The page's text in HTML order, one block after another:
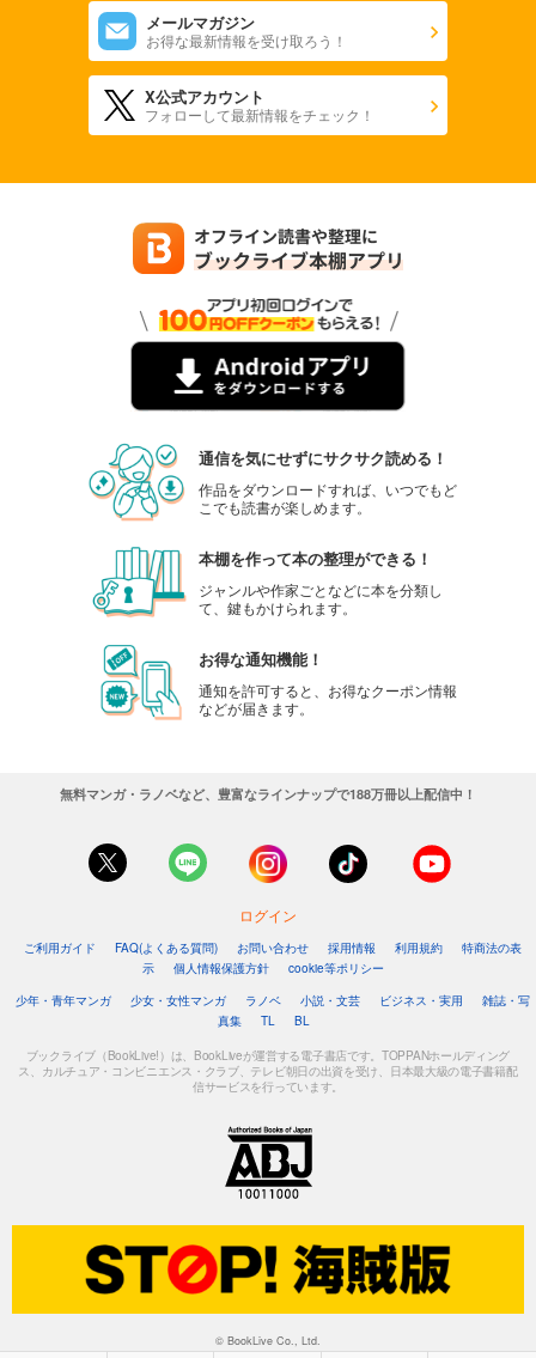
メールマガジン
お得な最新情報を受け取ろう！
X公式アカウント
フォローして最新情報をチェック！
通信を気にせずにサクサク読める！
作品をダウンロードすれば、いつでもど
こでも読書が楽しめます。
本棚を作って本の整理ができる！
ジャンルや作家ごとなどに本を分類し
て、鍵もかけられます。
お得な通知機能！
通知を許可すると、お得なクーポン情報
などが届きます。
無料マンガ・ラノベなど、豊富なラインナップで188万冊以上配信中！
ログイン
ご利用ガイド FAQ(よくある質問) お問い合わせ 採用情報 利用規約
特商法の表
示
個人情報保護方針
cookie等ポリシー
少年・青年マンガ
少女・女性マンガ ラノベ 小説・文芸 ビジネス・実用
雑誌・写
真集
TL BL
ブックライブ（BookLive!）は、BookLiveが運営する電子書店です。TOPPANホールディング
ス、カルチュア・コンビニエンス・クラブ、テレビ朝日の出資を受け、日本最大級の電子書籍配
信サービスを行っています。
© BookLive Co., Ltd.